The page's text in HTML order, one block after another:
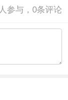
人参与，0条评论